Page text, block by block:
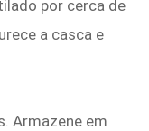
por cerca de
a casca e
Armazene em